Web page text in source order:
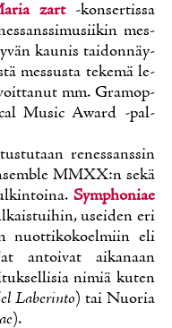
zart -kon­ser­tis­sa
mes­
kau­nis tai­don­näy­
mes­sus­ta te­ke­mä le­
mm. Gra­mop­
Music Award -pal­
re­nes­sans­sin
MMXX:n se­kä
Symp­ho­niae
usei­den eri
nuot­ti­ko­koel­miin eli
an­toi­vat ai­ka­naan
ni­miä ku­ten
La­be­rin­to) tai Nuo­ria
).